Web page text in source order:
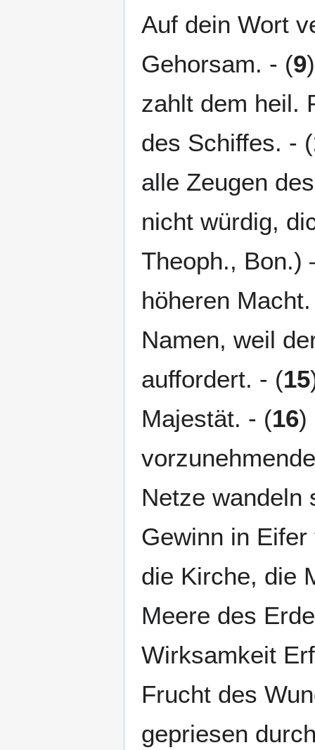
Auf dein Wort
Gehorsam. - (9
zahlt dem heil.
des Schiffes. - (
alle Zeugen
nicht würdig,
Theoph., Bon.)
höheren
Namen, weil
auffordert. - (15
Majestät. - (16)
Netze wandeln
Gewinn in
die Kirche, die
Meere des
Wirksamkeit
Frucht des
gepriesen